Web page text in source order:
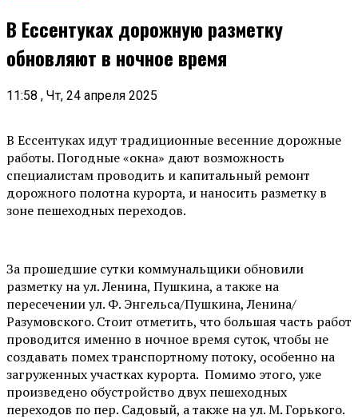
В Ессентуках дорожную разметку
обновляют в ночное время
11:58 , Чт, 24 апреля 2025
В Ессентуках идут традиционные весенние дорожные
работы. Погодные «окна» дают возможность
специалистам проводить и капитальный ремонт
дорожного полотна курорта, и наносить разметку в
зоне пешеходных переходов.
За прошедшие сутки коммунальщики обновили
разметку на ул. Ленина, Пушкина, а также на
пересечении ул. Ф. Энгельса/Пушкина, Ленина/
Разумовского. Стоит отметить, что большая часть работ
проводится именно в ночное время суток, чтобы не
создавать помех транспортному потоку, особенно на
загруженных участках курорта. Помимо этого, уже
произведено обустройство двух пешеходных
переходов по пер. Садовый, а также на ул. М. Горького.